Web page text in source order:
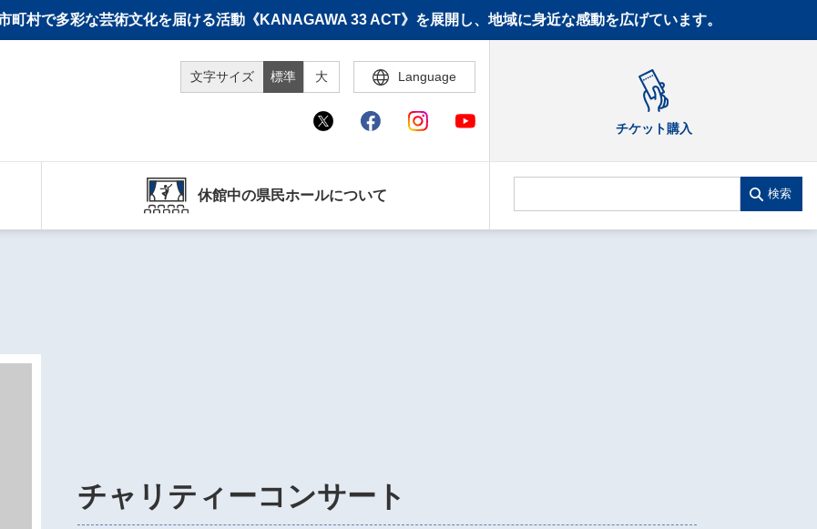
村で多彩な芸術文化を届ける活動《KANAGAWA 33 ACT》を展開し、地域に身近な感動を広げています。
文字サイズ 標準 大 Language
チケット購入
休館中の県民ホールについて 検索
チャリティーコンサート